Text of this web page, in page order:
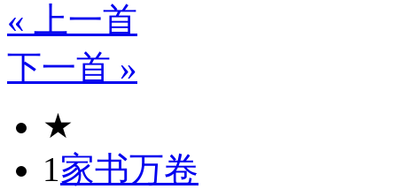
« 上一首
下一首 »
★
1家书万卷